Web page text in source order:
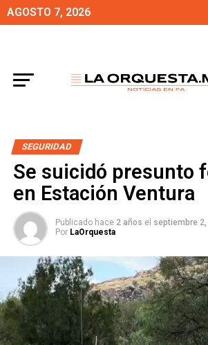
AGOSTO 7, 2026
SEGURIDAD
Se suicidó presunto
en Estación Ventura
Publicado hace 2 años el septiembre 2,
Por LaOrquesta